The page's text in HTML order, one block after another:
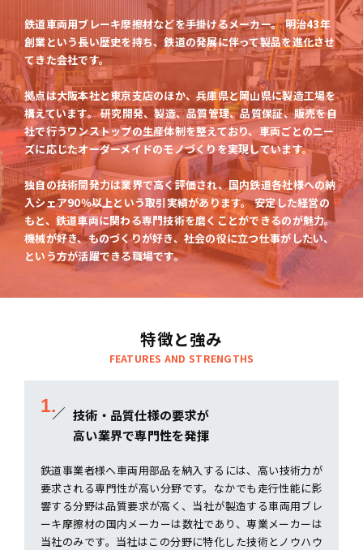
鉄道車両用ブレーキ摩擦材などを手掛けるメーカー。明治43年
創業という長い歴史を持ち、鉄道の発展に伴って製品を進化させ
てきた会社です。
拠点は大阪本社と東京支店のほか、兵庫県と岡山県に製造工場を
構えています。研究開発、製造、品質管理、品質保証、販売を自
社で行うワンストップの生産体制を整えており、 車両ごとのニー
ズに応じたオーダーメイドのモノづくりを実現しています。
独自の技術開発力は業界で高く評価され、国内鉄道各社様への納
入シェア90％以上という取引実績があります。安定した経営の
もと、鉄道車両に関わる専門技術を磨くことができるのが魅力。
機械が好き、ものづくりが好き、社会の役に立つ仕事がしたい、
という方が活躍できる職場です。
特徴と強み
FEATURES AND STRENGTHS
1.
技術・品質仕様の要求が
高い業界で専門性を発揮
鉄道事業者様へ車両用部品を納入するには、高い技術力が
要求される専門性が高い分野です。なかでも走行性能に影
響する分野は品質要求が高く、当社が製造する車両用ブレ
ーキ摩擦材の国内メーカーは数社であり、専業メーカーは
当社のみです。当社はこの分野に特化した技術とノウハウ